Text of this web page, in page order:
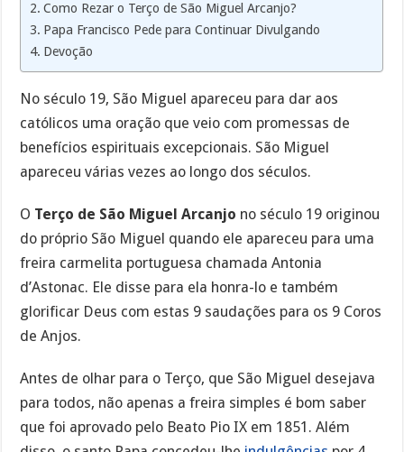
Como Rezar o Terço de São Miguel Arcanjo?
Papa Francisco Pede para Continuar Divulgando
Devoção
No século 19, São Miguel apareceu para dar aos
católicos uma oração que veio com promessas de
benefícios espirituais excepcionais. São Miguel
apareceu várias vezes ao longo dos séculos.
O Terço de São Miguel Arcanjo no século 19 originou
do próprio São Miguel quando ele apareceu para uma
freira carmelita portuguesa chamada Antonia
d’Astonac. Ele disse para ela honra-lo e também
glorificar Deus com estas 9 saudações para os 9 Coros
de Anjos.
Antes de olhar para o Terço, que São Miguel desejava
para todos, não apenas a freira simples é bom saber
que foi aprovado pelo Beato Pio IX em 1851. Além